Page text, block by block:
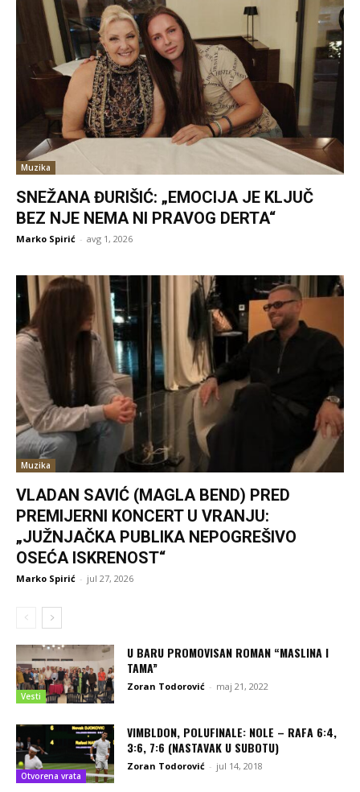
Muzika
SNEŽANA ĐURIŠIĆ: „EMOCIJA JE KLJUČ
BEZ NJE NEMA NI PRAVOG DERTA“
Marko Spirić - avg 1, 2026
Muzika
VLADAN SAVIĆ (MAGLA BEND) PRED
PREMIJERNI KONCERT U VRANJU:
„JUŽNJAČKA PUBLIKA NEPOGREŠIVO
OSEĆA ISKRENOST“
Marko Spirić - jul 27, 2026
Vesti
U BARU PROMOVISAN ROMAN “MASLINA I
TAMA”
Zoran Todorović - maj 21, 2022
Otvorena vrata
VIMBLDON, POLUFINALE: NOLE – RAFA 6:4,
3:6, 7:6 (NASTAVAK U SUBOTU)
Zoran Todorović - jul 14, 2018